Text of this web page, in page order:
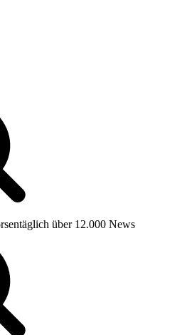
über 12.000 News